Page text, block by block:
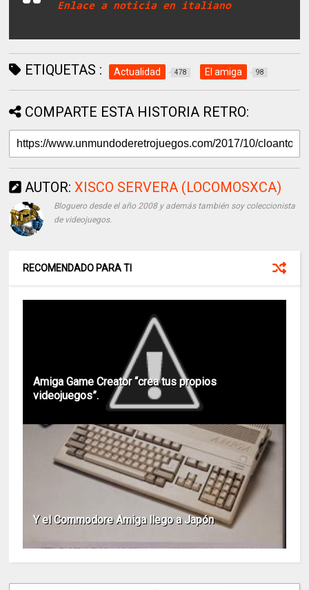
Enlace a noticia en italiano
ETIQUETAS : Actualidad 478 El amiga 98
COMPARTE ESTA HISTORIA RETRO:
AUTOR: XISCO SERVERA (LOCOMOSXCA)
Bloguero desde el año 2008 y además también soy coleccionista
de videojuegos.
RECOMENDADO PARA TI
Amiga Game Creator “crea tus propios
videojuegos”.
Y el Commodore Amiga llego a Japón